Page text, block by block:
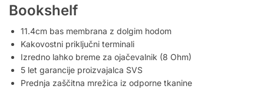
Bookshelf
11.4cm bas membrana z dolgim hodom
Kakovostni priključni terminali
Izredno lahko breme za ojačevalnik (8 Ohm)
5 let garancije proizvajalca SVS
Prednja zaščitna mrežica iz odporne tkanine